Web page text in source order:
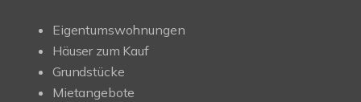
Eigentumswohnungen
Häuser zum Kauf
Grundstücke
Mietangebote